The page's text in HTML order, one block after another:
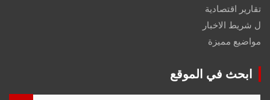
تقارير اقتصادية
ل شريط الاخبار
مواضيع مميزة
ابحث في الموقع